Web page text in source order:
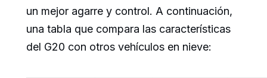
un mejor agarre y control. A continuación,
una tabla que compara las características
del G20 con otros vehículos en nieve: